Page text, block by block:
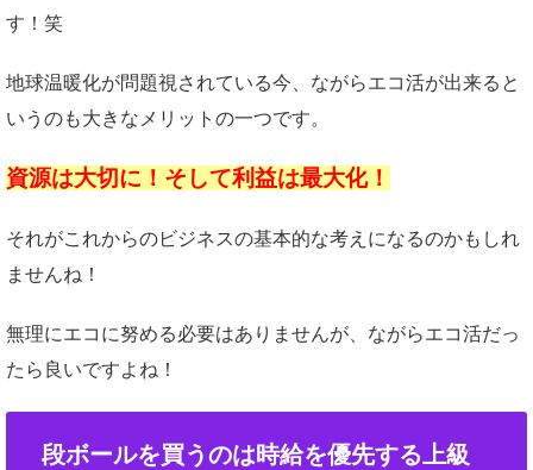
す！笑
地球温暖化が問題視されている今、ながらエコ活が出来ると
いうのも大きなメリットの一つです。
資源は大切に！そして利益は最大化！
それがこれからのビジネスの基本的な考えになるのかもしれ
ませんね！
無理にエコに努める必要はありませんが、ながらエコ活だっ
たら良いですよね！
段ボールを買うのは時給を優先する上級